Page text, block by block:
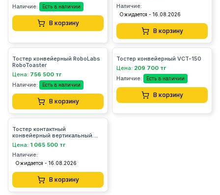
Наличие:
Есть в наличии
В корзину
Наличие:
Ожидается - 16.08.2026
В корзину
Тостер конвейерный RoboLabs
RoboToaster
Цена: 756 500 тг
Наличие:
Есть в наличии
В корзину
Тостер конвейерный VCT-150
Цена: 209 700 тг
Наличие:
Есть в наличии
В корзину
Тостер контактный
конвейерный вертикальный
RoboToaster M Robolabs
Цена: 1 065 500 тг
Наличие:
Ожидается - 16.08.2026
В корзину